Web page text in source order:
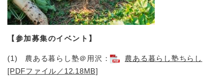
【参加募集のイベント】
(1) 農ある暮らし塾＠用沢：
農ある暮らし塾ちらし
[PDFファイル／12.18MB]